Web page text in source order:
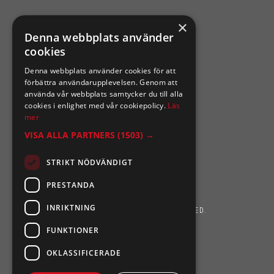
SIXTEN NILSSONS
Organisationsnummer 556164-2652
SIXTEN NILSSONS 2026. ALL RIGHTS RESERVED.
POWERED BY EMPORI CMS
×
Denna webbplats använder
cookies
Denna webbplats använder cookies för att
förbättra användarupplevelsen. Genom att
använda vår webbplats samtycker du till alla
cookies i enlighet med vår cookiepolicy. Läs
mer
VISA ALLA PARTNERS (1503) →
STRIKT NÖDVÄNDIGT
PRESTANDA
INRIKTNING
FUNKTIONER
OKLASSIFICERADE